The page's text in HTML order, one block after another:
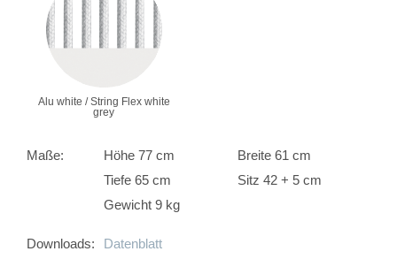
Alu white / String Flex white
grey
Maße: Höhe 77 cm
Breite 61 cm
Tiefe 65 cm
Sitz 42 + 5 cm
Gewicht 9 kg
Downloads:
Datenblatt